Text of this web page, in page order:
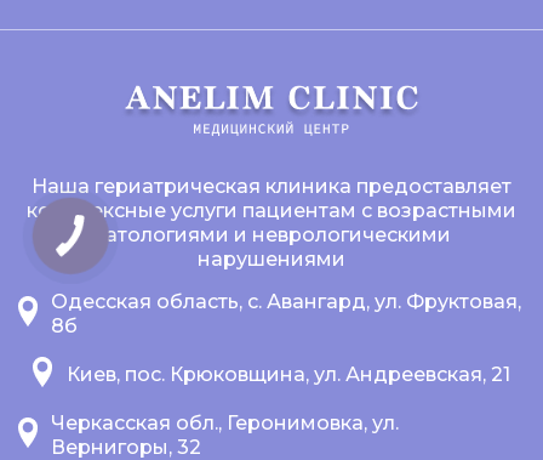
Наша гериатрическая клиника предоставляет
комплексные услуги пациентам с возрастными
патологиями и неврологическими
нарушениями
Одесская область, с. Авангард, ул. Фруктовая,
8б
Киев, пос. Крюковщина, ул. Андреевская, 21
Черкасская обл., Геронимовка, ул.
Вернигоры, 32